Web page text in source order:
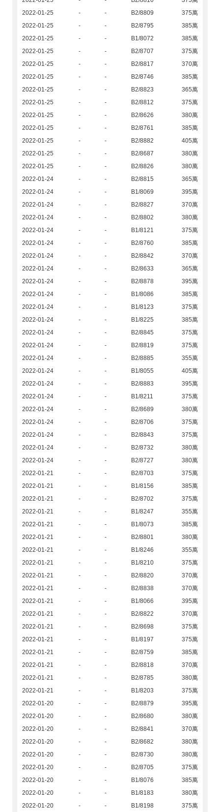
2022-01-25
- - B2/8809
375萬
2022-01-25
- - B2/8795
385萬
2022-01-25
- - B1/8072
385萬
2022-01-25
- - B2/8707
375萬
2022-01-25
- - B2/8817
370萬
2022-01-25
- - B2/8746
385萬
2022-01-25
- - B2/8823
365萬
2022-01-25
- - B2/8812
375萬
2022-01-25
- - B2/8626
380萬
2022-01-25
- - B2/8761
385萬
2022-01-25
- - B2/8882
405萬
2022-01-25
- - B2/8687
380萬
2022-01-25
- - B2/8826
380萬
2022-01-24
- - B2/8815
365萬
2022-01-24
- - B1/8069
395萬
2022-01-24
- - B2/8827
370萬
2022-01-24
- - B2/8802
380萬
2022-01-24
- - B1/8121
375萬
2022-01-24
- - B2/8760
385萬
2022-01-24
- - B2/8842
370萬
2022-01-24
- - B2/8633
365萬
2022-01-24
- - B2/8878
395萬
2022-01-24
- - B1/8086
385萬
2022-01-24
- - B1/8123
375萬
2022-01-24
- - B1/8225
385萬
2022-01-24
- - B2/8845
375萬
2022-01-24
- - B2/8819
375萬
2022-01-24
- - B2/8885
355萬
2022-01-24
- - B1/8055
405萬
2022-01-24
- - B2/8883
395萬
2022-01-24
- - B1/8211
375萬
2022-01-24
- - B2/8689
380萬
2022-01-24
- - B2/8706
375萬
2022-01-24
- - B2/8843
375萬
2022-01-24
- - B2/8732
380萬
2022-01-24
- - B2/8727
380萬
2022-01-21
- - B2/8703
375萬
2022-01-21
- - B1/8156
385萬
2022-01-21
- - B2/8702
375萬
2022-01-21
- - B1/8247
355萬
2022-01-21
- - B1/8073
385萬
2022-01-21
- - B2/8801
380萬
2022-01-21
- - B1/8246
355萬
2022-01-21
- - B1/8210
375萬
2022-01-21
- - B2/8820
370萬
2022-01-21
- - B2/8838
370萬
2022-01-21
- - B1/8066
395萬
2022-01-21
- - B2/8822
370萬
2022-01-21
- - B2/8698
375萬
2022-01-21
- - B1/8197
375萬
2022-01-21
- - B2/8759
385萬
2022-01-21
- - B2/8818
370萬
2022-01-21
- - B2/8785
380萬
2022-01-21
- - B1/8203
375萬
2022-01-20
- - B2/8879
395萬
2022-01-20
- - B2/8680
380萬
2022-01-20
- - B2/8841
370萬
2022-01-20
- - B2/8682
380萬
2022-01-20
- - B2/8730
380萬
2022-01-20
- - B2/8705
375萬
2022-01-20
- - B1/8076
385萬
2022-01-20
- - B1/8183
380萬
2022-01-20
- - B1/8198
375萬